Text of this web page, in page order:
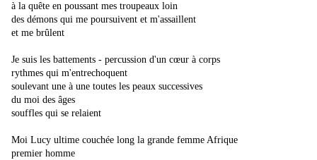
à la quête en poussant mes troupeaux loin
des démons qui me poursuivent et m'assaillent
et me brûlent
Je suis les battements - percussion d'un cœur à corps
rythmes qui m'entrechoquent
soulevant une à une toutes les peaux successives
du moi des âges
souffles qui se relaient
Moi Lucy ultime couchée long la grande femme Afrique
premier homme